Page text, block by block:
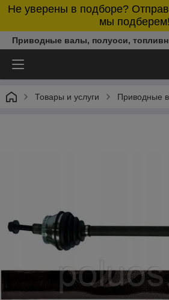
Не уверены в подборе?
мы подберем!
Приводные валы, полуоси,
Товары и услуги Приводные